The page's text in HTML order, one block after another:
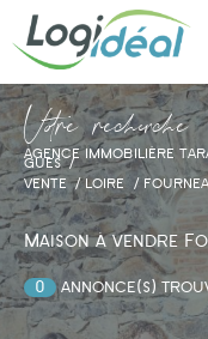
Vore recece
AGENCE IMMOBILIÈRE
GUES
VENTE LOIRE
Maison à vendre
0 annonce(s)
Effectuer
et trouver le
critères